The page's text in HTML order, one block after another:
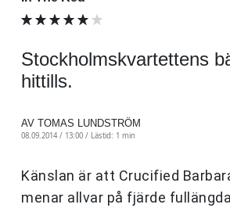
Stockholmskvartettens
hittills.
AV TOMAS LUNDSTRÖM
08.09.2014 / 13:00 / Lästid: 1 min
Känslan är att Crucified
menar allvar på fjärde